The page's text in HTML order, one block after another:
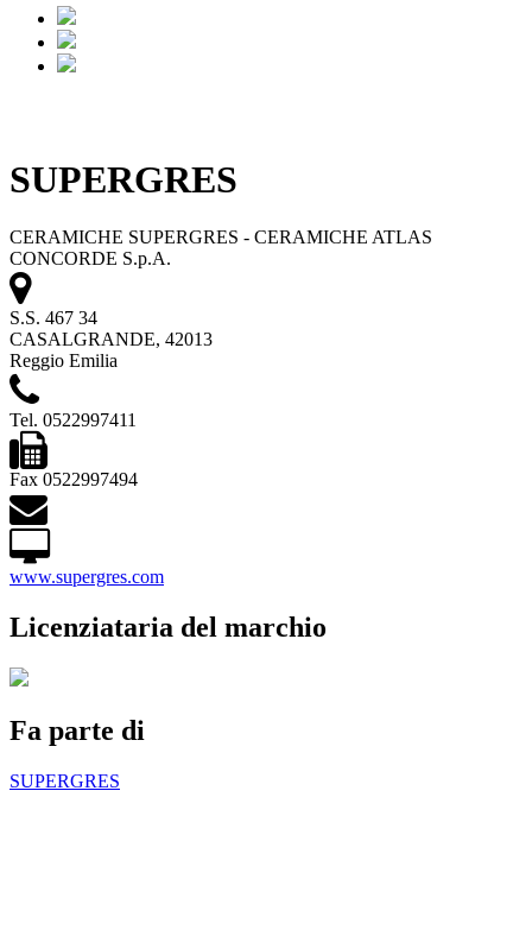
SUPERGRES
CERAMICHE SUPERGRES - CERAMICHE ATLAS
CONCORDE S.p.A.
S.S. 467 34
CASALGRANDE, 42013
Reggio Emilia
Tel. 0522997411
Fax 0522997494
www.supergres.com
Licenziataria del marchio
Fa parte di
SUPERGRES